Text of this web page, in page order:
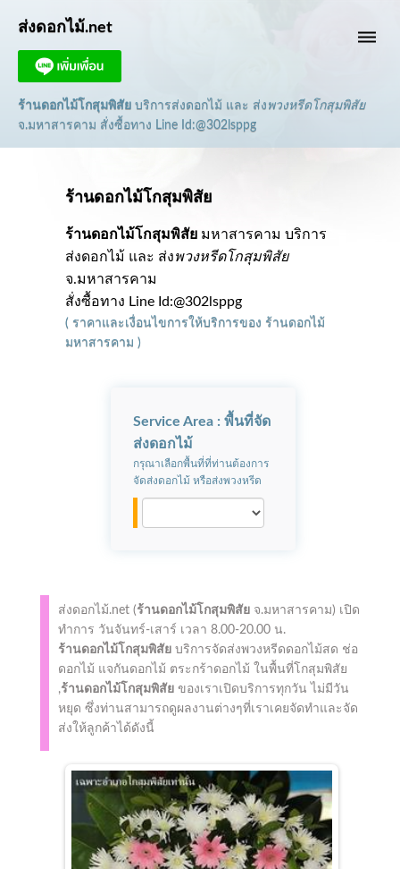
dehaze
ส่งดอกไม้.net
ร้านดอกไม้โกสุมพิสัย บริการส่งดอกไม้ และ ส่ง พวงหรีดโกสุมพิสัย
จ.มหาสารคาม สั่งซื้อทาง Line Id:@302lsppg
ร้านดอกไม้โกสุมพิสัย
ร้านดอกไม้โกสุมพิสัย มหาสารคาม บริการ
ส่งดอกไม้ และ ส่งพวงหรีดโกสุมพิสัย
จ.มหาสารคาม
สั่งซื้อทาง Line Id:@302lsppg
( ราคาและเงื่อนไขการให้บริการของ ร้านดอกไม้
มหาสารคาม )
Service Area : พื้นที่จัด
ส่งดอกไม้
กรุณาเลือกพื้นที่ที่ท่านต้องการ
จัดส่งดอกไม้ หรือส่งพวงหรีด
ส่งดอกไม้.net (ร้านดอกไม้โกสุมพิสัยจ.มหาสารคาม) เปิด
ทำการ วันจันทร์-เสาร์ เวลา 8.00-20.00 น.
ร้านดอกไม้โกสุมพิสัยบริการจัดส่งพวงหรีดดอกไม้สด ช่อ
ดอกไม้ แจกันดอกไม้ ตระกร้าดอกไม้ ในพื้นที่โกสุมพิสัย
,ร้านดอกไม้โกสุมพิสัยของเราเปิดบริการทุกวัน ไม่มีวัน
หยุด ซึ่งท่านสามารถดูผลงานต่างๆที่เราเคยจัดทำและจัด
ส่งให้ลูกค้าได้ดังนี้